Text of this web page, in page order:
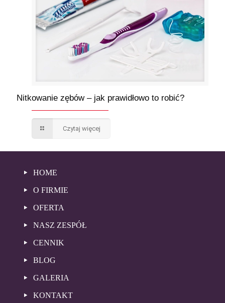
Nitkowanie zębów – jak prawidłowo to robić?
Czytaj więcej
HOME
O FIRMIE
OFERTA
NASZ ZESPÓŁ
CENNIK
BLOG
GALERIA
KONTAKT